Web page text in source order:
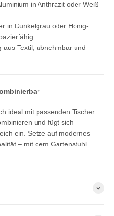
in Anthrazit oder Weiß
in Dunkelgrau oder Honig-
aus Textil, abnehmbar und
ideal mit passenden Tischen
und fügt sich
ein. Setze auf modernes
– mit dem Gartenstuhl